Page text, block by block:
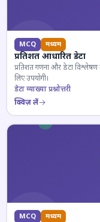
MCQ मध्यम
प्रतिशत आधारित डेटा
प्रतिशत गणना और डेटा विश्लेषण
लिए उपयोगी।
डेटा व्याख्या प्रश्नोत्तरी
क्विज़ लें
MCQ मध्यम